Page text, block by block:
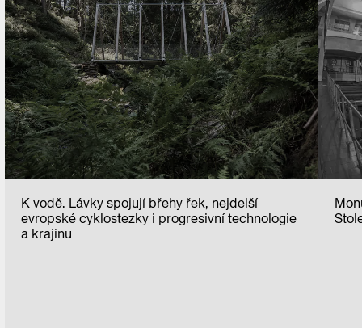
K vodě. Lávky spojují břehy řek, nejdelší
evropské cyklostezky i progresivní technologie
a krajinu